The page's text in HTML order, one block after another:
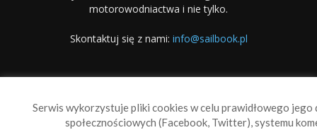
motorowodniactwa i nie tylko.
Skontaktuj się z nami: info@sailbook.pl
Serwis wykorzystuje pliki cookies w celu prawidłowego
społecznościowych (Facebook, Twitter), systemu